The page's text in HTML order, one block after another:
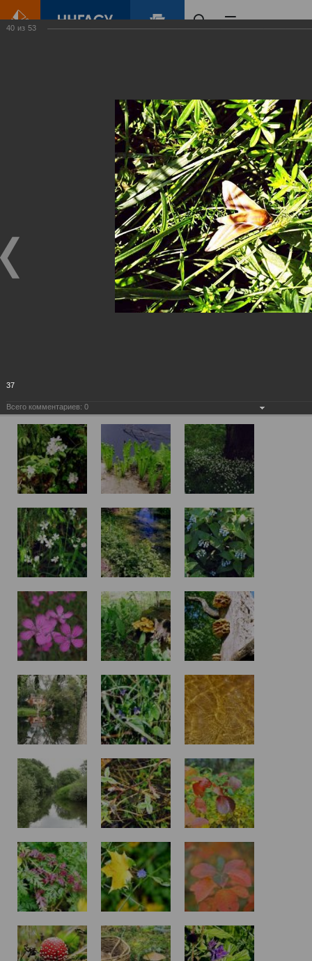
Виртуальные
выставки
(фотоальбомы)
40 из 53
37
Всего комментариев: 0